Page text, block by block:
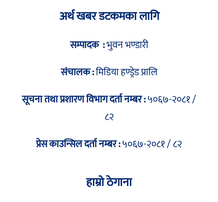
अर्थ खबर डटकमका लागि
सम्पादक :भुवन भण्डारी
संचालक :मिडिया हण्ड्रेड प्रालि
सूचना तथा प्रशारण विभाग दर्ता नम्बर :५०६७-२०८१ /
८२
प्रेस काउन्सिल दर्ता नम्बर :५०६७-२०८१ / ८२
हाम्रो ठेगाना